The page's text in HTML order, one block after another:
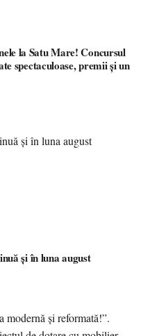
spectaculoase, premii și un
și în luna august